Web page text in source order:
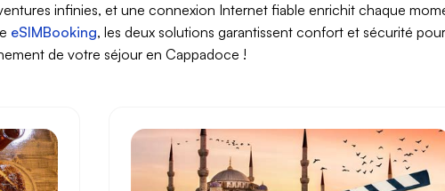
infinies, et une connexion Internet fiable enrichit chaque
eSIMBooking, les deux solutions garantissent confort et sécurité
de votre séjour en Cappadoce !